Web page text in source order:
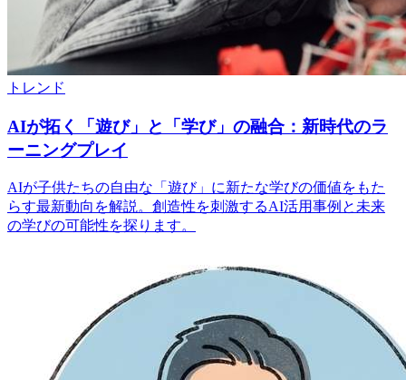
トレンド
AIが拓く「遊び」と「学び」の融合：新時代のラ
ーニングプレイ
AIが子供たちの自由な「遊び」に新たな学びの価値をもた
らす最新動向を解説。創造性を刺激するAI活用事例と未来
の学びの可能性を探ります。